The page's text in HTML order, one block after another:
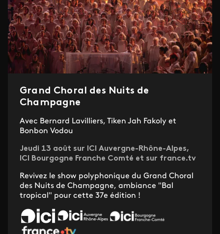
Grand Choral des Nuits de
Champagne
Avec Bernard Lavilliers, Tiken Jah Fakoly et
Bonbon Vodou
Jeudi 13 août sur ICI Auvergne-Rhône-Alpes,
ICI Bourgogne Franche Comté et sur france.tv
Revivez le show polyphonique du Grand Choral
des Nuits de Champagne, ambiance "Bal
tropical" pour cette 37e édition !